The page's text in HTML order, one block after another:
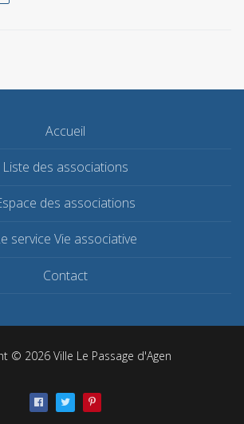
Accueil
Liste des associations
des associations
service Vie associative
Contact
© 2026 Ville Le Passage d'Agen